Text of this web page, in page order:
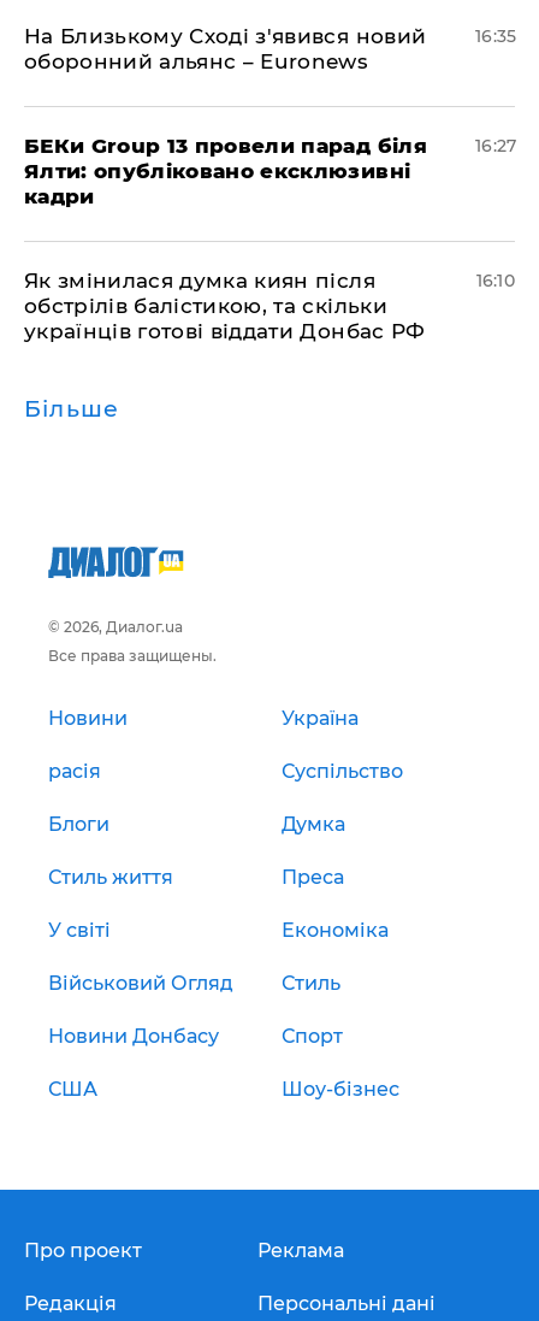
На Близькому Сході з'явився новий
оборонний альянс – Euronews
16:35
БЕКи Group 13 провели парад біля
Ялти: опубліковано ексклюзивні
кадри
16:27
Як змінилася думка киян після
обстрілів балістикою, та скільки
українців готові віддати Донбас РФ
16:10
Більше
© 2026, Диалог.ua
Все права защищены.
Новини Україна
расія Суспільство
Блоги Думка
Стиль життя Преса
У світі Економіка
Військовий Огляд Стиль
Новини Донбасу Спорт
США Шоу-бізнес
Про проект
Редакція
Реклама
Персональні дані